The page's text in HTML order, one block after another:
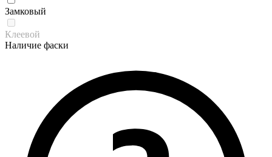
Замковый
Клеевой
Наличие фаски